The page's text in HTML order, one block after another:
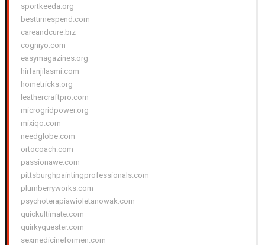
sportkeeda.org
besttimespend.com
careandcure.biz
cogniyo.com
easymagazines.org
hirfanjilasmi.com
hometricks.org
leathercraftpro.com
microgridpower.org
mixiqo.com
needglobe.com
ortocoach.com
passionawe.com
pittsburghpaintingprofessionals.com
plumberryworks.com
psychoterapiawioletanowak.com
quickultimate.com
quirkyquester.com
sexmedicineformen.com